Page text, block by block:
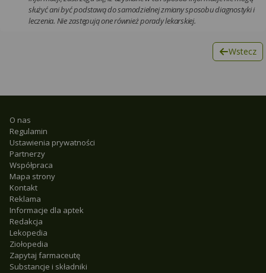
służyć ani być podstawą do samodzielnej zmiany sposobu diagnostyki i
leczenia. Nie zastępują one również porady lekarskiej.
Wstecz
O nas
Regulamin
Ustawienia prywatności
Partnerzy
Współpraca
Mapa strony
Kontakt
Reklama
Informacje dla aptek
Redakcja
Lekopedia
Ziołopedia
Zapytaj farmaceutę
Substancje i składniki